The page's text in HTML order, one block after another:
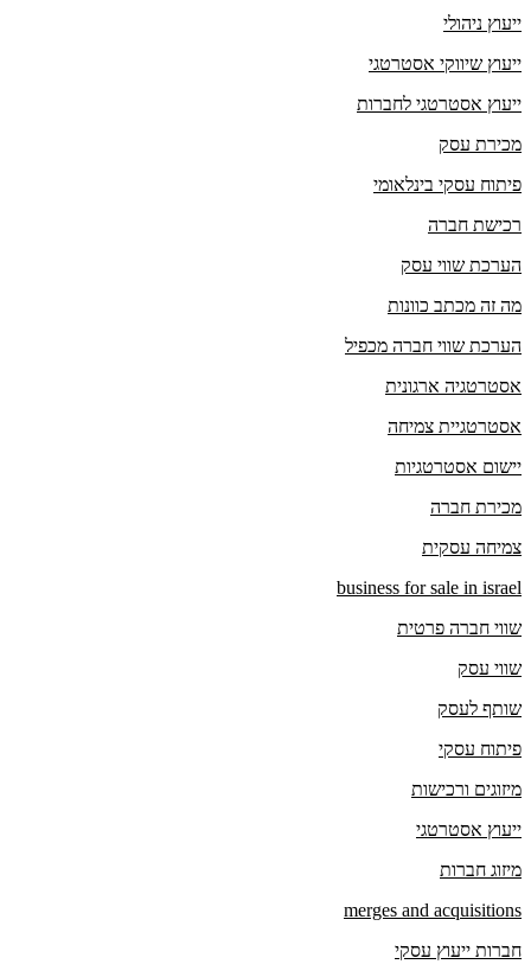
ייעוץ ניהולי
ייעוץ שיווקי אסטרטגי
ייעוץ אסטרטגי לחברות
מכירת עסק
פיתוח עסקי בינלאומי
רכישת חברה
הערכת שווי עסק
מה זה מכתב כוונות
הערכת שווי חברה מכפיל
אסטרטגיה ארגונית
אסטרטגיית צמיחה
יישום אסטרטגיות
מכירת חברה
צמיחה עסקית
business for sale in israel
שווי חברה פרטית
שווי עסק
שותף לעסק
פיתוח עסקי
מיזוגים ורכישות
ייעוץ אסטרטגי
מיזוג חברות
merges and acquisitions
חברות ייעוץ עסקי